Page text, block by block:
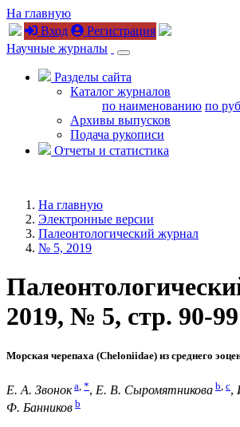
На главную
Вход
Регистрация
Научные журналы
Разделы сайта
Каталог журналов
по наименованию по
Архивы выпусков
Подача рукописи
Отчеты и статистика
На главную
Электронные версии
Палеонтологический журнал
№ 5, 2019
2019, № 5, стр. 90-99
Морская черепаха (Сheloniidae) из среднего
Е. А. Звонок a *, Е. В. Сыромятникова b c,
Ф. Банников b